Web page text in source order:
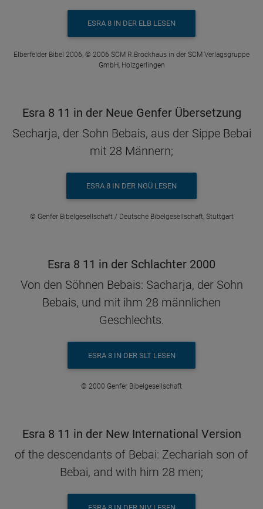
ESRA 8 IN DER ELB LESEN
Elberfelder Bibel 2006, © 2006 SCM R.Brockhaus in der SCM Verlagsgruppe
GmbH, Holzgerlingen
Esra 8 11 in der Neue Genfer Übersetzung
Secharja, der Sohn Bebais, aus der Sippe Bebai
mit 28 Männern;
ESRA 8 IN DER NGÜ LESEN
© Genfer Bibelgesellschaft / Deutsche Bibelgesellschaft, Stuttgart
Esra 8 11 in der Schlachter 2000
Von den Söhnen Bebais: Sacharja, der Sohn
Bebais, und mit ihm 28 männlichen
Geschlechts.
ESRA 8 IN DER SLT LESEN
© 2000 Genfer Bibelgesellschaft
Esra 8 11 in der New International Version
of the descendants of Bebai: Zechariah son of
Bebai, and with him 28 men;